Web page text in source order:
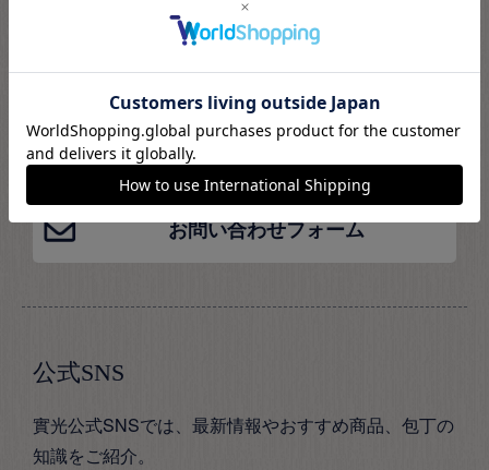
平日：9時から18時まで
土曜：9時から16時まで
※日・祝および当社休業日は除く
お問い合わせフォーム
公式SNS
實光公式SNSでは、最新情報やおすすめ商品、包丁の
知識をご紹介。